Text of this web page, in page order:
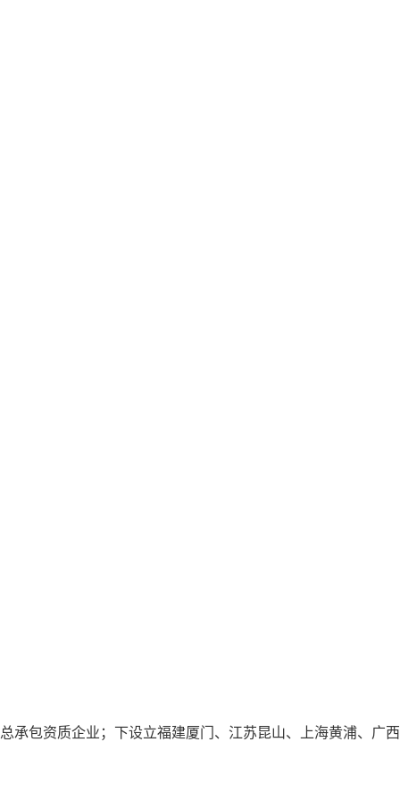
承包资质企业；下设立福建厦门、江苏昆山、上海黄浦、广西